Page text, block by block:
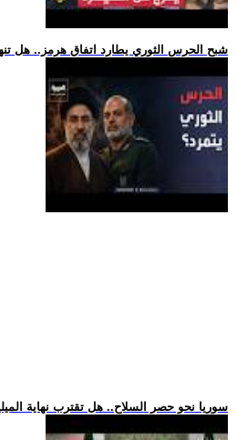
.. شبح الحرس الثوري يطارد اتفاق هرمز.. هل
.. سوريا نحو حصر السلاح.. هل تقترب نهاية